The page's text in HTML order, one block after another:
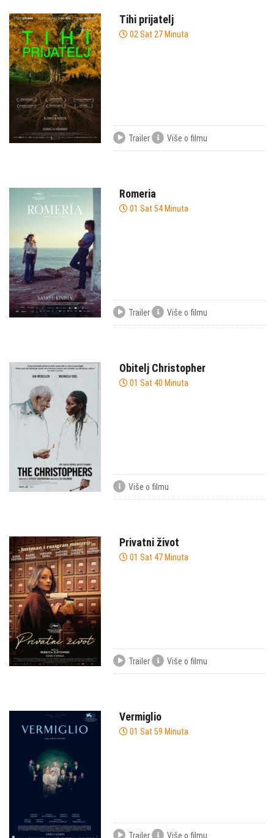
Tihi prijatelj
02 Sat 27 Minuta
Trailer Više o filmu
Romeria
01 Sat 54 Minuta
Trailer Više o filmu
Obitelj Christopher
01 Sat 40 Minuta
Više o filmu
Privatni život
01 Sat 47 Minuta
Trailer Više o filmu
Vermiglio
01 Sat 59 Minuta
Trailer Više o filmu